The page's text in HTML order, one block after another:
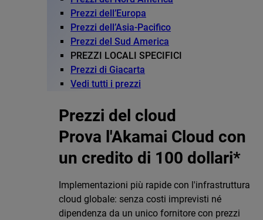
Prezzi dell’Europa
Prezzi dell’Asia-Pacifico
Prezzi del Sud America
PREZZI LOCALI SPECIFICI
Prezzi di Giacarta
Vedi tutti i prezzi
Prezzi del cloud
Prova l'Akamai Cloud con
un credito di 100 dollari*
Implementazioni più rapide con l'infrastruttura
cloud globale: senza costi imprevisti né
dipendenza da un unico fornitore con prezzi